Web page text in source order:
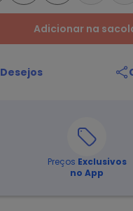
Adicionar na
Desejos
Preços Exclusivos
no App